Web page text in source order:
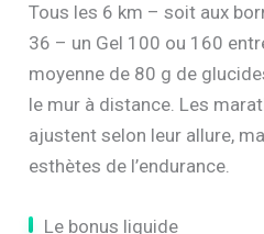
Tous les 6 km – soit aux
36 – un Gel 100 ou 160
moyenne de 80 g de
le mur à distance. Les
ajustent selon leur allure,
esthètes de l’endurance.
Le bonus liquide